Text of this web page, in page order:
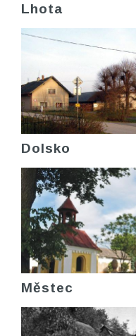
Lhota
Dolsko
Městec